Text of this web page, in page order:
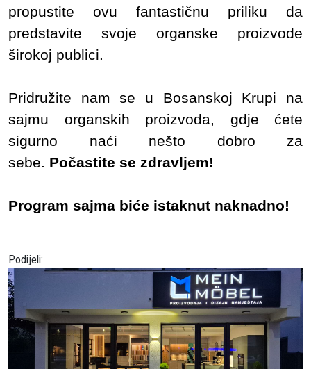
propustite ovu fantastičnu priliku da
predstavite svoje organske proizvode
širokoj publici.
Pridružite nam se u Bosanskoj Krupi na
sajmu organskih proizvoda, gdje ćete
sigurno naći nešto dobro za
sebe. Počastite se zdravljem!
Program sajma biće istaknut naknadno!
Podijeli: